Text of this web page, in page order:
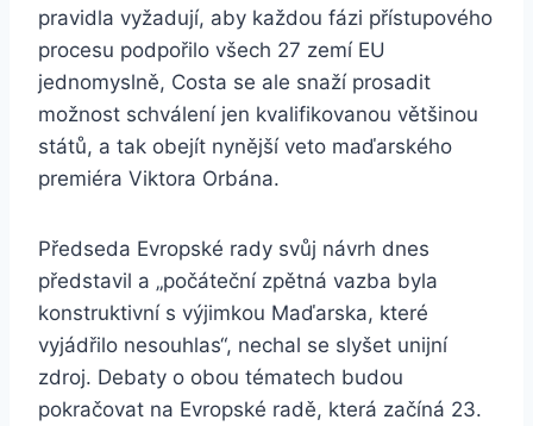
pravidla vyžadují, aby každou fázi přístupového
procesu podpořilo všech 27 zemí EU
jednomyslně, Costa se ale snaží prosadit
možnost schválení jen kvalifikovanou většinou
států, a tak obejít nynější veto maďarského
premiéra Viktora Orbána.
Předseda Evropské rady svůj návrh dnes
představil a „počáteční zpětná vazba byla
konstruktivní s výjimkou Maďarska, které
vyjádřilo nesouhlas“, nechal se slyšet unijní
zdroj. Debaty o obou tématech budou
pokračovat na Evropské radě, která začíná 23.